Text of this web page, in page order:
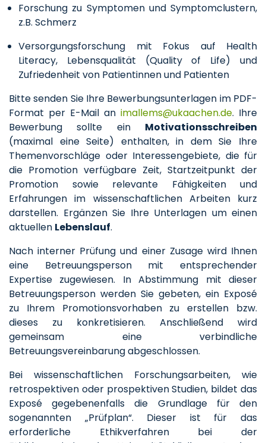
Forschung zu Symptomen und Symptomclustern,
z.B. Schmerz
Versorgungsforschung mit Fokus auf Health
Literacy, Lebensqualität (Quality of Life) und
Zufriedenheit von Patientinnen und Patienten
Bitte senden Sie Ihre Bewerbungsunterlagen im PDF-
Format per E-Mail an imallems ukaachende. Ihre
Bewerbung sollte ein Motivationsschreiben
(maximal eine Seite) enthalten, in dem Sie Ihre
Themenvorschläge oder Interessengebiete, die für
die Promotion verfügbare Zeit, Startzeitpunkt der
Promotion sowie relevante Fähigkeiten und
Erfahrungen im wissenschaftlichen Arbeiten kurz
darstellen. Ergänzen Sie Ihre Unterlagen um einen
aktuellen Lebenslauf.
Nach interner Prüfung und einer Zusage wird Ihnen
eine Betreuungsperson mit entsprechender
Expertise zugewiesen. In Abstimmung mit dieser
Betreuungsperson werden Sie gebeten, ein Exposé
zu Ihrem Promotionsvorhaben zu erstellen bzw.
dieses zu konkretisieren. Anschließend wird
gemeinsam eine verbindliche
Betreuungsvereinbarung abgeschlossen.
Bei wissenschaftlichen Forschungsarbeiten, wie
retrospektiven oder prospektiven Studien, bildet das
Exposé gegebenenfalls die Grundlage für den
sogenannten „Prüfplan“. Dieser ist für das
erforderliche Ethikverfahren bei der